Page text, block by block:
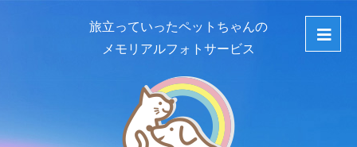
旅立っていったペットちゃんの
メモリアルフォトサービス